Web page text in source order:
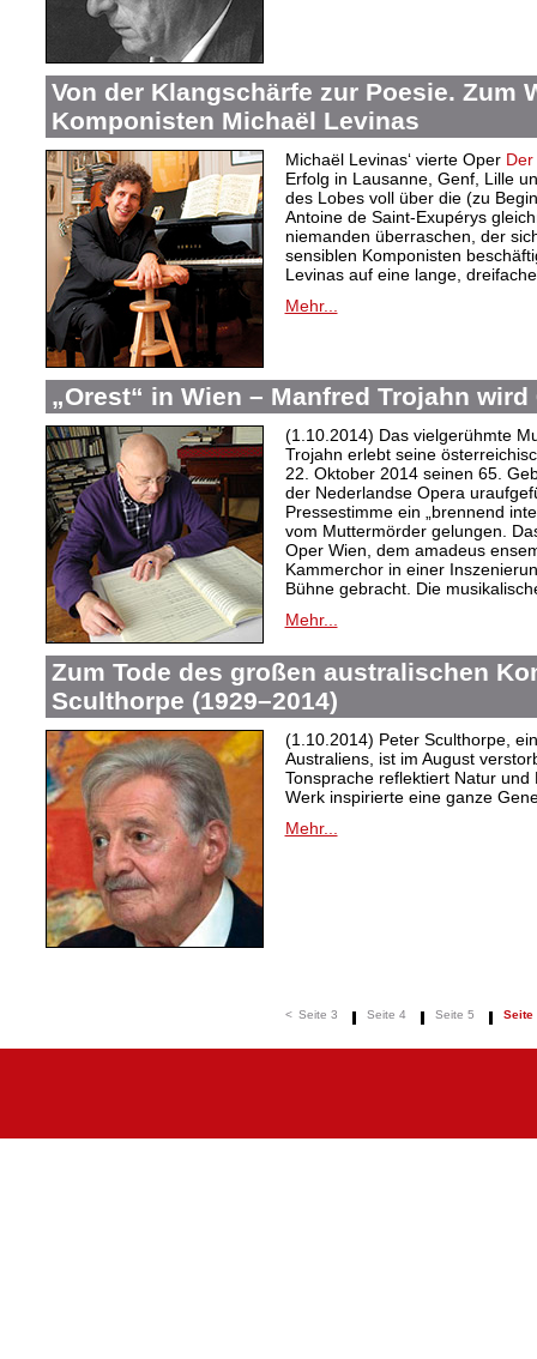
Von der Klangschärfe zur Poesie. Zum
Komponisten Michaël Levinas
Michaël Levinas‘ vierte Oper
Erfolg in Lausanne, Genf, Lille
des Lobes voll über die (zu
Antoine de Saint-Exupérys
niemanden überraschen, der
sensiblen Komponisten
Levinas auf eine lange,
Mehr...
„Orest“ in Wien – Manfred Trojahn wird
(1.10.2014) Das vielgerühmte
Trojahn erlebt seine
22. Oktober 2014 seinen 65.
der Nederlandse Opera
Pressestimme ein „brennend
vom Muttermörder gelungen.
Oper Wien, dem amadeus
Kammerchor in einer
Bühne gebracht. Die
Mehr...
Zum Tode des großen australischen
Sculthorpe (1929–2014)
(1.10.2014) Peter Sculthorpe,
Australiens, ist im August
Tonsprache reflektiert Natur
Werk inspirierte eine ganze
Mehr...
< Seite 3 Seite 4 Seite 5 Seite